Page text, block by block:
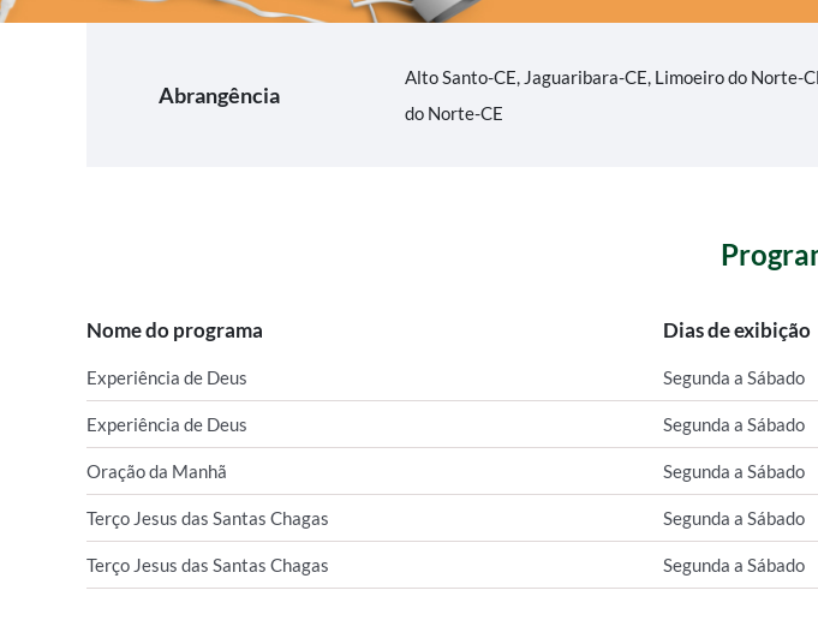
Abrangência
Alto Santo-CE, Jaguaribara-CE, Limoeiro do Norte-
do Norte-CE
Nome do programa Dias de exibição
Experiência de Deus Segunda a Sábado
Experiência de Deus Segunda a Sábado
Oração da Manhã Segunda a Sábado
Terço Jesus das Santas Chagas Segunda a Sábado
Terço Jesus das Santas Chagas Segunda a Sábado